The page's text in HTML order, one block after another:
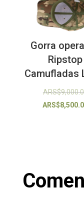
Gorra
Ripstop
Camufladas
ARS$
ARS$